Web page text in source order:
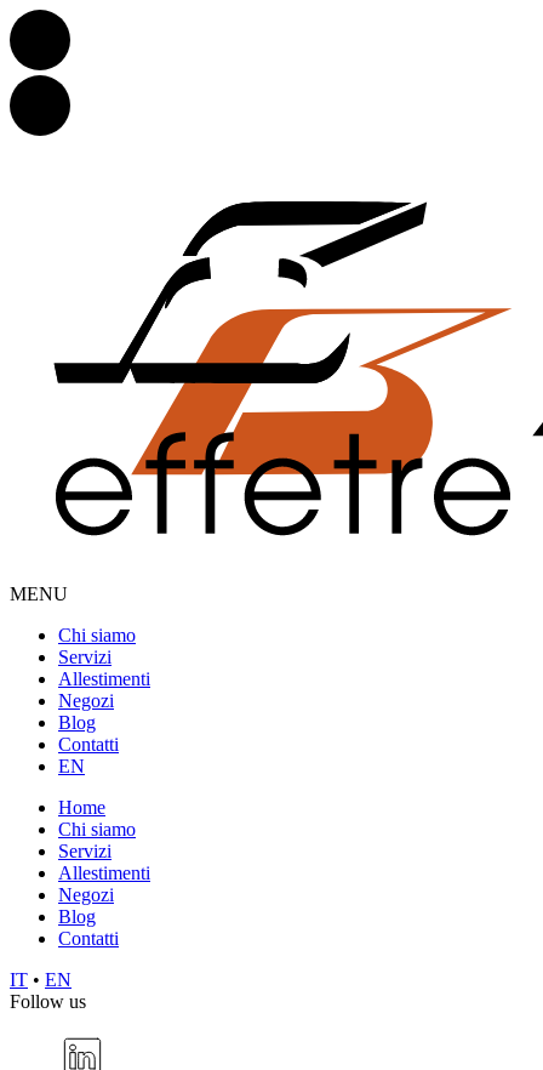
MENU
Chi siamo
Servizi
Allestimenti
Negozi
Blog
Contatti
EN
Home
Chi siamo
Servizi
Allestimenti
Negozi
Blog
Contatti
IT • EN
Follow us